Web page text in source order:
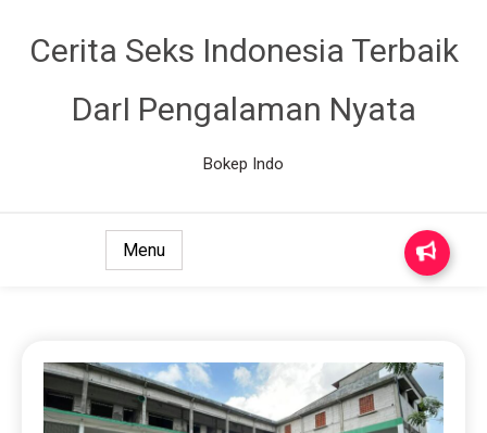
Cerita Seks Indonesia Terbaik
DarI Pengalaman Nyata
Bokep Indo
Menu